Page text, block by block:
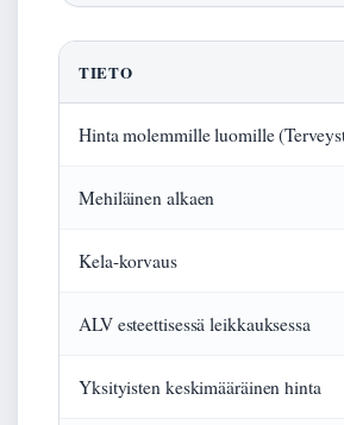
TIETO
Hinta molemmille luomille
Mehiläinen alkaen
Kela-korvaus
ALV esteettisessä leikkauksessa
Yksityisten keskimääräinen hinta